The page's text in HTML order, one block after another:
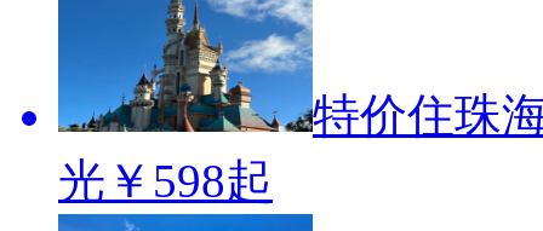
特价住珠
光 ￥598起